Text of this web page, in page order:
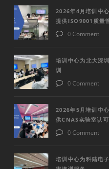
2026年4月培训中
提供ISO9001质量
0 Comment
培训中心为北大深
训
0 Comment
2026年5月培训中
供CNAS实验室认
0 Comment
培训中心为科陆电